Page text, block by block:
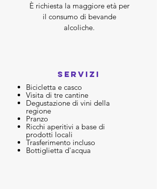
È richiesta la maggiore età per
il consumo di bevande
alcoliche.
SERVIZI
Bicicletta e casco
Visita di tre cantine
Degustazione di vini della
regione
Pranzo
Ricchi aperitivi a base di
prodotti locali
Trasferimento incluso
Bottiglietta d'acqua